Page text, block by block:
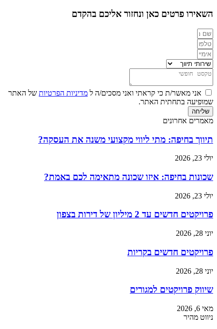
השאירו פרטים כאן ונחזור אליכם בהקדם
אני מאשר/ת כי קראתי ואני מסכים/ה ל מדיניות הפרטיות של האתר
שמופיעה בתחתית האתר.
שליחה
מאמרים אחרונים
תיווך בחיפה: מתי ליווי מקצועי משנה את העסקה?
יולי 23, 2026
שכונות בחיפה: איזו שכונה מתאימה לכם באמת?
יולי 23, 2026
פרויקטים חדשים עד 2 מיליון של דירות בצפון
יוני 28, 2026
פרויקטים חדשים בקריות
יוני 28, 2026
שיווק פרויקטים למגורים
מאי 6, 2026
ניווט מהיר